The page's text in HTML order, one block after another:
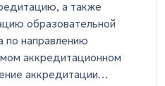
а также
образовательной
по направлению
аккредитационном
аккредитации…